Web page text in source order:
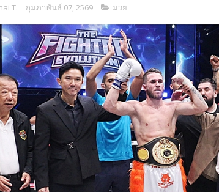
T. กุมภาพันธ์ 07, 2569 มวย